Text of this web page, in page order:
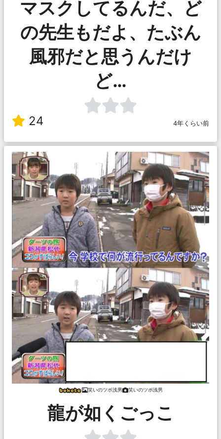
マスクしてるんだ、ど
の先生もだよ、たぶん
風邪だと思うんだけ
ど…
24 4年くらい前
笑いのツボ浅男 笑いのツボ浅男
龍が如くごっこ